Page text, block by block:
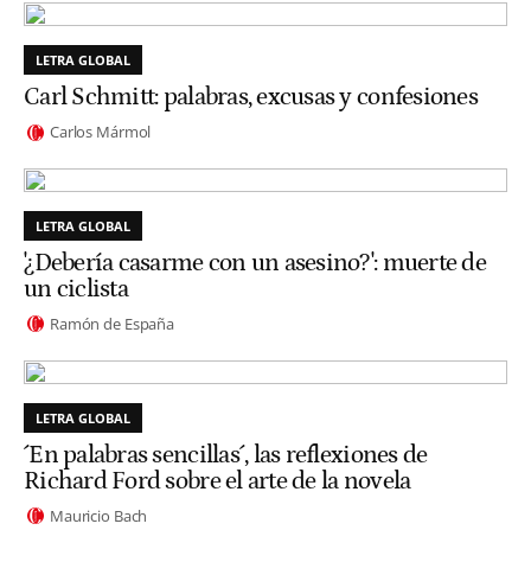
LETRA GLOBAL
Carl Schmitt: palabras, excusas y confesiones
Carlos Mármol
LETRA GLOBAL
'¿Debería casarme con un asesino?': muerte de
un ciclista
Ramón de España
LETRA GLOBAL
´En palabras sencillas´, las reflexiones de
Richard Ford sobre el arte de la novela
Mauricio Bach